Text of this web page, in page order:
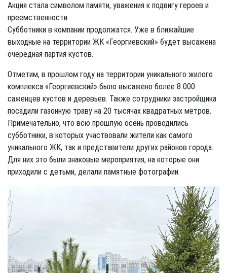
Акция стала символом памяти, уважения к подвигу героев и
преемственности.
Субботники в компании продолжатся. Уже в ближайшие
выходные на территории ЖК «Георгиевский» будет высажена
очередная партия кустов.
Отметим, в прошлом году на территории уникального жилого
комплекса «Георгиевский» было высажено более 8 000
саженцев кустов и деревьев. Также сотрудники застройщика
посадили газонную траву на 20 тысячах квадратных метров.
Примечательно, что всю прошлую осень проводились
субботники, в которых участвовали жители как самого
уникального ЖК, так и представители других районов города.
Для них это были знаковые мероприятия, на которые они
приходили с детьми, делали памятные фотографии.